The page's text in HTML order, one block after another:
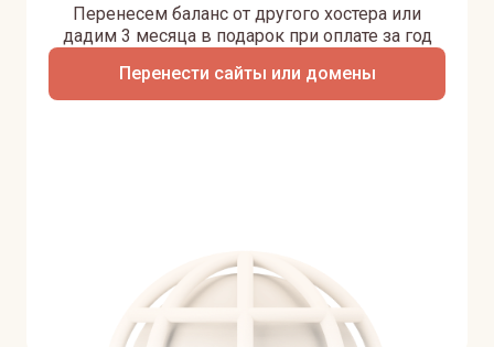
Перенести сайты или домены
Перенесем баланс от другого хостера или
дадим 3 месяца в подарок при оплате за год